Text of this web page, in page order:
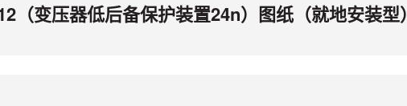
（变压器低后备保护装置24n）图纸（就地安装型）